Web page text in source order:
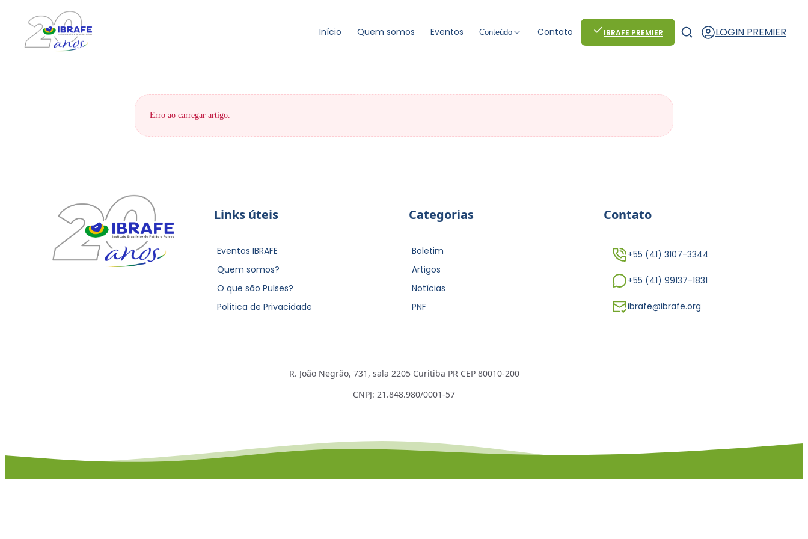
Início Quem somos Eventos Conteúdo Contato IBRAFE PREMIER LOGIN PREMIER
Erro ao carregar artigo.
Links úteis
Eventos IBRAFE
Quem somos?
O que são Pulses?
Política de Privacidade
Categorias
Boletim
Artigos
Notícias
PNF
Contato
+55 (41) 3107-3344
+55 (41) 99137-1831
ibrafe@ibrafe.org
R. João Negrão, 731, sala 2205 Curitiba PR CEP 80010-200
CNPJ: 21.848.980/0001-57